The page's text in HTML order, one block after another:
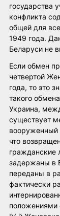
государства
конфликта
общей для
1949 года.
Беларуси не
Если обмен
четвертой
года, то это
такого
Украина,
существует
вооруженный
что
гражданские
задержаны в
переданы в
фактически
положениями